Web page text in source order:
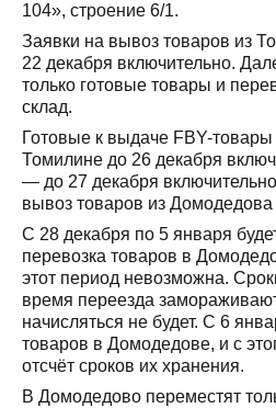
104», строение 6/1.
Заявки на вывоз товаров из
22 декабря включительно.
только готовые товары и
склад.
Готовые к выдаче FBY-
Томилине до 26 декабря
— до 27 декабря
вывоз товаров из Домодедова
С 28 декабря по 5 января
перевозка товаров в
этот период невозможна.
время переезда
начисляться не будет. С 6
товаров в Домодедове, и с
отсчёт сроков их хранения.
В Домодедово переместят